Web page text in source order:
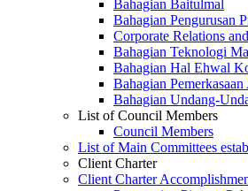
Bahagian Baitulmal
Bahagian Pengurusan
Corporate Relations
Bahagian Teknologi
Bahagian Hal Ehwal
Bahagian Pemerkasaan
Bahagian Undang-
List of Council Members
Council Members
List of Main Committees
Client Charter
Client Charter